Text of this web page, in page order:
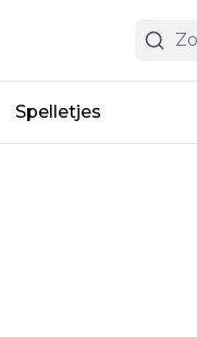
Spelletjes